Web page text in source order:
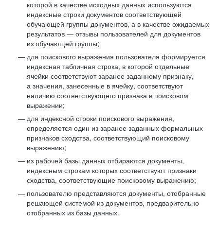
которой в качестве исходных данных используются
индексные строки документов соответствующей
обучающей группы документов, а в качестве ожидаемых
результатов — отзывы пользователей для документов
из обучающей группы;
для поискового выражения пользователя формируется
индексная табличная строка, в которой отдельные
ячейки соответствуют заранее заданному признаку,
а значения, занесенные в ячейку, соответствуют
наличию соответствующего признака в поисковом
выражении;
для индексной строки поискового выражения,
определяется один из заранее заданных формальных
признаков сходства, соответствующий поисковому
выражению;
из рабочей базы данных отбираются документы,
индексным строкам которых соответствуют признаки
сходства, соответствующие поисковому выражению;
пользователю представляются документы, отобранные
решающей системой из документов, предварительно
отобранных из базы данных.